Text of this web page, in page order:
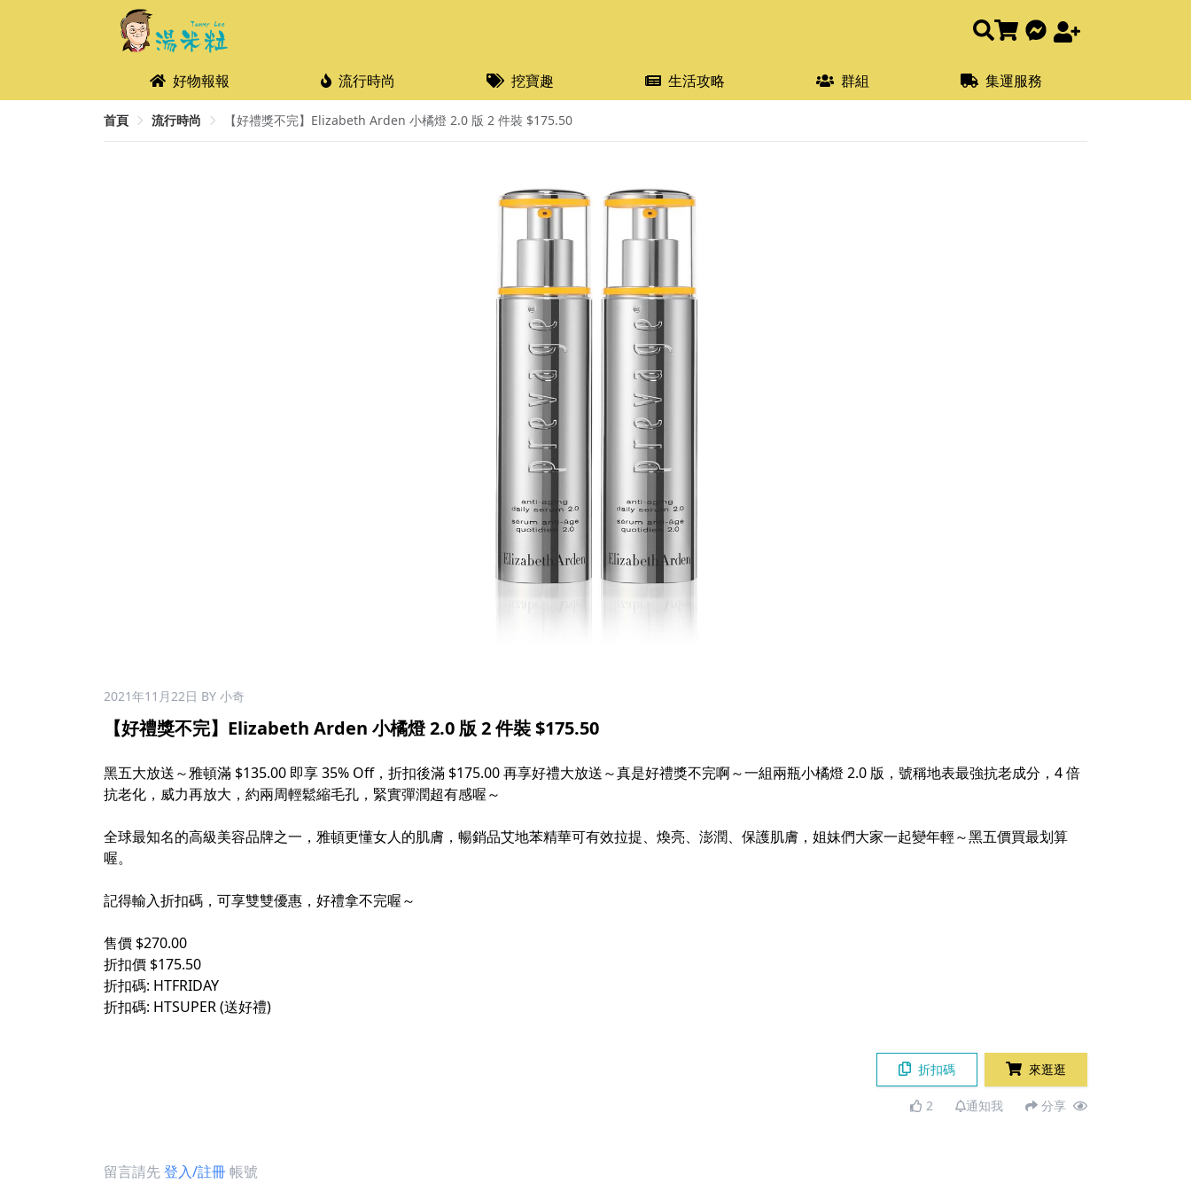
好物報報 流行時尚 挖寶趣 生活攻略 群組 集運服務
首頁 流行時尚 【好禮獎不完】Elizabeth Arden 小橘燈 2.0 版 2 件裝 $175.50
2021年11月22日 BY 小奇
【好禮獎不完】Elizabeth Arden 小橘燈 2.0 版 2 件裝 $175.50
黑五大放送～雅頓滿 $135.00 即享 35% Off，折扣後滿 $175.00 再享好禮大放送～真是好禮獎不完啊～一組兩瓶小橘燈 2.0 版，號稱地表最強抗老成分，4 倍
抗老化，威力再放大，約兩周輕鬆縮毛孔，緊實彈潤超有感喔～
全球最知名的高級美容品牌之一，雅頓更懂女人的肌膚，暢銷品艾地苯精華可有效拉提、煥亮、澎潤、保護肌膚，姐妹們大家一起變年輕～黑五價買最划算
喔。
記得輸入折扣碼，可享雙雙優惠，好禮拿不完喔～
售價 $270.00
折扣價 $175.50
折扣碼: HTFRIDAY
折扣碼: HTSUPER (送好禮)
折扣碼 來逛逛
2 通知我 分享
留言請先登入/註冊帳號